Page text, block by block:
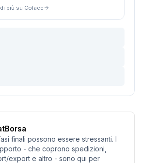
più su Coface
finali possono essere stressanti. I
- che coprono spedizioni,
export e altro - sono qui per